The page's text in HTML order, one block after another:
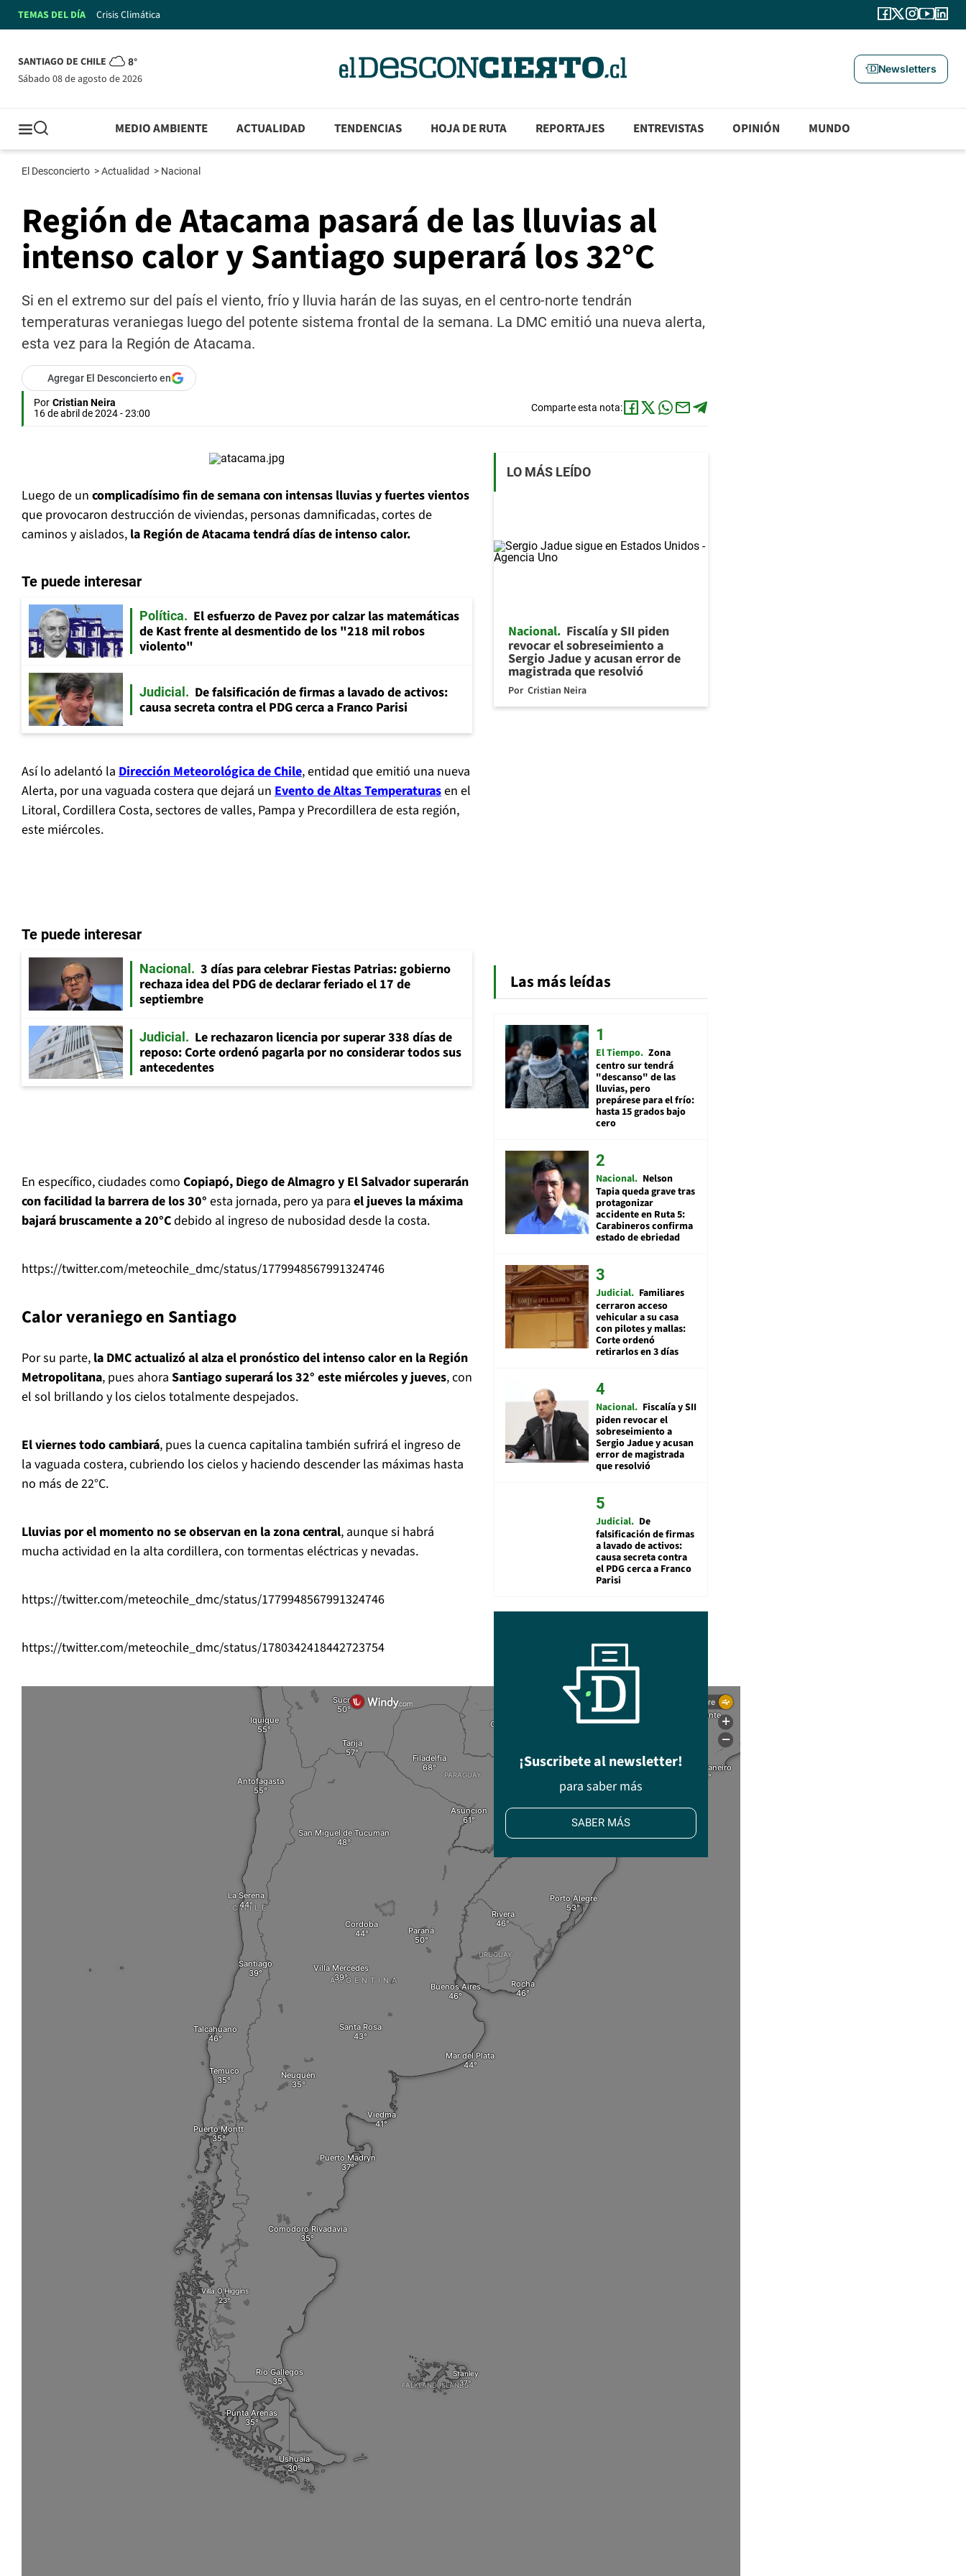
TEMAS DEL DÍA Crisis Climática
SANTIAGO DE CHILE 8°
sábado 08 de agosto de 2026
Newsletters
MEDIO AMBIENTE ACTUALIDAD TENDENCIAS HOJA DE RUTA REPORTAJES ENTREVISTAS OPINIÓN MUNDO
El Desconcierto >Actualidad > Nacional
Región de Atacama pasará de las lluvias al
intenso calor y Santiago superará los 32°C
Si en el extremo sur del país el viento, frío y lluvia harán de las suyas, en el centro-norte tendrán
temperaturas veraniegas luego del potente sistema frontal de la semana. La DMC emitió una nueva alerta,
esta vez para la Región de Atacama.
Agregar El Desconcierto en
Por Cristian Neira
16 de abril de 2024 - 23:00
Comparte esta nota:
Luego de un complicadísimo fin de semana con intensas lluvias y fuertes vientos
que provocaron destrucción de viviendas, personas damnificadas, cortes de
caminos y aislados, la Región de Atacama tendrá días de intenso calor.
Te puede interesar
Política
El esfuerzo de Pavez por calzar las matemáticas
de Kast frente al desmentido de los "218 mil robos
violento"
Judicial
De falsificación de firmas a lavado de activos:
causa secreta contra el PDG cerca a Franco Parisi
Así lo adelantó la Dirección Meteorológica de Chile, entidad que emitió una nueva
Alerta, por una vaguada costera que dejará un Evento de Altas Temperaturasen el
Litoral, Cordillera Costa, sectores de valles, Pampa y Precordillera de esta región,
este miércoles.
Te puede interesar
Nacional
3 días para celebrar Fiestas Patrias: gobierno
rechaza idea del PDG de declarar feriado el 17 de
septiembre
Judicial
Le rechazaron licencia por superar 338 días de
reposo: Corte ordenó pagarla por no considerar todos sus
antecedentes
En específico, ciudades como Copiapó, Diego de Almagro y El Salvador superarán
con facilidad la barrera de los 30° esta jornada, pero ya para el jueves la máxima
bajará bruscamente a 20°Cdebido al ingreso de nubosidad desde la costa.
https://twitter.com/meteochile_dmc/status/1779948567991324746
Calor veraniego en Santiago
Por su parte, la DMC actualizó al alza el pronóstico del intenso calor en la Región
Metropolitana, pues ahora Santiago superará los 32° este miércoles y jueves, con
el sol brillando y los cielos totalmente despejados.
El viernes todo cambiará, pues la cuenca capitalina también sufrirá el ingreso de
la vaguada costera, cubriendo los cielos y haciendo descender las máximas hasta
no más de 22°C.
Lluvias por el momento no se observan en la zona central, aunque si habrá
mucha actividad en la alta cordillera, con tormentas eléctricas y nevadas.
https://twitter.com/meteochile_dmc/status/1779948567991324746
https://twitter.com/meteochile_dmc/status/1780342418442723754
LO MÁS LEÍDO
Nacional Fiscalía y SII piden
revocar el sobreseimiento a
Sergio Jadue y acusan error de
magistrada que resolvió
Por Cristian Neira
Las más leídas
El Tiempo Zona
centro sur tendrá
"descanso" de las
lluvias, pero
prepárese para el frío:
hasta 15 grados bajo
cero
Nacional Nelson
Tapia queda grave tras
protagonizar
accidente en Ruta 5:
Carabineros confirma
estado de ebriedad
Judicial Familiares
cerraron acceso
vehicular a su casa
con pilotes y mallas:
Corte ordenó
retirarlos en 3 días
Nacional Fiscalía y SII
piden revocar el
sobreseimiento a
Sergio Jadue y acusan
error de magistrada
que resolvió
Judicial De
falsificación de firmas
a lavado de activos:
causa secreta contra
el PDG cerca a Franco
Parisi
¡Suscribete al newsletter!
para saber más
SABER MÁS